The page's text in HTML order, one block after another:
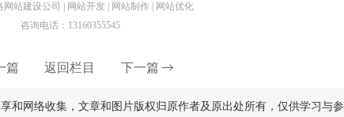
网站建设公司 | 网站开发 | 网站制作 | 网站优化
咨询电话：13160355545
篇 返回栏目 下一篇
和网络收集，文章和图片版权归原作者及原出处所有，仅供学习与参